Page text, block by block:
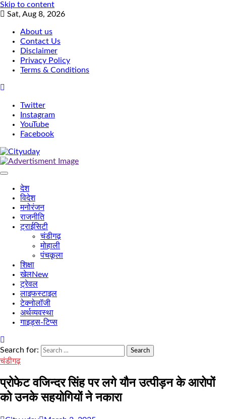
Skip to content
Sat, Aug 8, 2026
About us
Contact Us
Disclaimer
Privacy Policy
Terms & Conditions
Twitter
Instagram
YouTube
Facebook
देश
विदेश
मनोरंजन
राजनीति
ट्राईसिटी
चंडीगढ़
मोहाली
पंचकूला
शिक्षा
खेलNew
ट्रेवल
लाइफस्टाइल
टेक्नोलॉजी
अर्थव्यवस्था
गाइड्स-टिप्स
Search for:
चंडीगढ़
प्रोफेट वजिन्दर सिंह पर लगे यौन उत्पीड़न के आरोपों
को उनके सहयोगियों ने नकारा